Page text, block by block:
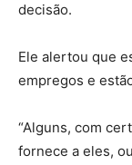
decisão.
Ele alertou que
empregos e
“Alguns, com
fornece a eles,